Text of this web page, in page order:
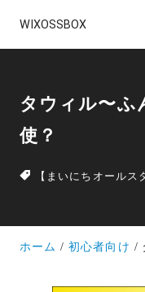
WIXOSSBOX
タウィル〜ふ
使？
【まいにちオールス
ホーム 初心者向け